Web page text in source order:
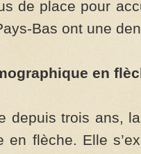
de place pour
Bas ont une
en
depuis trois ans,
en flèche. Elle